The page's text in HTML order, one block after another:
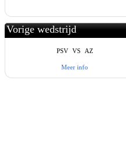
Vorige wedstrijd
PSV VS AZ
Meer info